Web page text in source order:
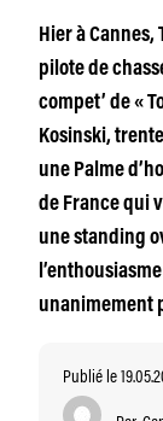
Hier à
pilote de
compet’ de «
Kosinski,
une Palme
de France qui
une standing
unanimement
Publié le